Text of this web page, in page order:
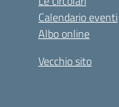
Calendario eventi
Albo online
Vecchio sito